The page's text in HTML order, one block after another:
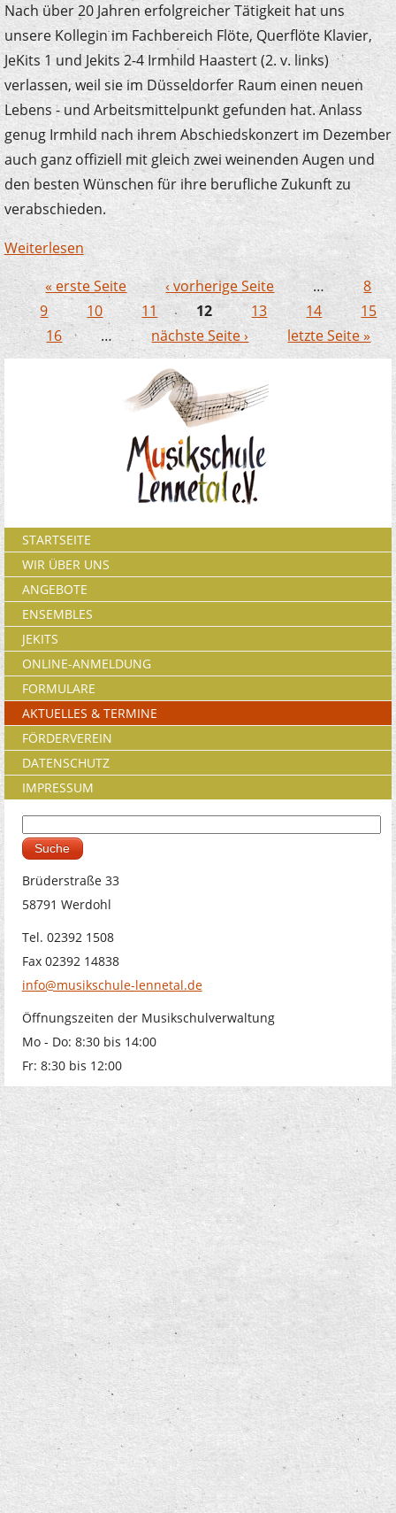
Nach über 20 Jahren erfolgreicher Tätigkeit hat uns
unsere Kollegin im Fachbereich Flöte, Querflöte Klavier,
JeKits 1 und Jekits 2-4 Irmhild Haastert (2. v. links)
verlassen, weil sie im Düsseldorfer Raum einen neuen
Lebens - und Arbeitsmittelpunkt gefunden hat. Anlass
genug Irmhild nach ihrem Abschiedskonzert im Dezember
auch ganz offiziell mit gleich zwei weinenden Augen und
den besten Wünschen für ihre berufliche Zukunft zu
verabschieden.
Weiterlesen über Verabschiedung und Jubiläum
Seiten
« erste Seite ‹ vorherige Seite …
8
9
10 11 12 13 14
15
16
… nächste Seite › letzte Seite »
STARTSEITE
WIR ÜBER UNS
ANGEBOTE
ENSEMBLES
JEKITS
ONLINE-ANMELDUNG
FORMULARE
AKTUELLES & TERMINE
FÖRDERVEREIN
DATENSCHUTZ
IMPRESSUM
Suchformular
Brüderstraße 33
58791 Werdohl
Tel. 02392 1508
Fax 02392 14838
info@musikschule-lennetal.de
Öffnungszeiten der Musikschulverwaltung
Mo - Do: 8:30 bis 14:00
Fr: 8:30 bis 12:00